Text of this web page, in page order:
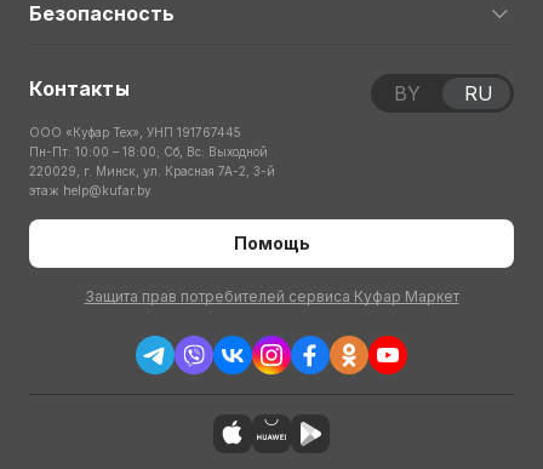
Безопасность
Контакты
ООО «Куфар Тех», УНП 191767445
Пн-Пт: 10:00 – 18:00; Сб, Вс: Выходной
220029, г. Минск, ул. Красная 7А-2, 3-й
этаж help@kufar.by
Помощь
Защита прав потребителей сервиса Куфар Маркет
BY RU